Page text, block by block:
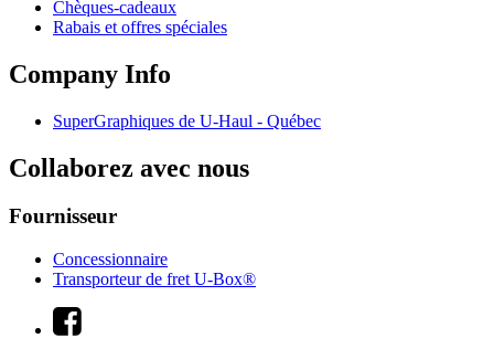
Chèques-cadeaux
Rabais et offres spéciales
Company Info
SuperGraphiques de U-Haul - Québec
Collaborez avec nous
Fournisseur
Concessionnaire
Transporteur de fret U-Box®